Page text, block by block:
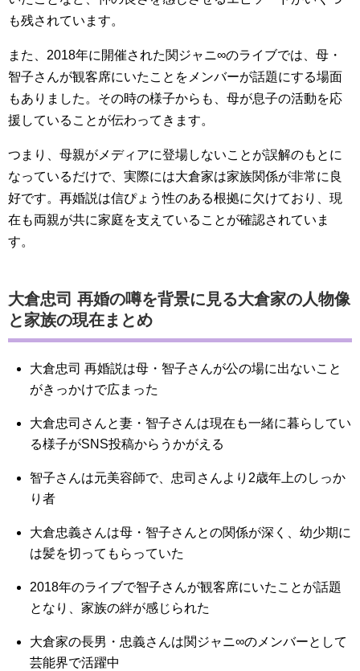
も残されています。
また、2018年に開催された関ジャニ∞のライブでは、母・
智子さんが観客席にいたことをメンバーが話題にする場面
もありました。その時の様子からも、母が息子の活動を応
援していることが伝わってきます。
つまり、母親がメディアに登場しないことが誤解のもとに
なっているだけで、実際には大倉家は家族関係が非常に良
好です。再婚説は信ぴょう性のある根拠に欠けており、現
在も両親が共に家庭を支えていることが確認されていま
す。
大倉忠司 再婚の噂を背景に見る大倉家の人物像
と家族の現在まとめ
大倉忠司 再婚説は母・智子さんが公の場に出ないこと
がきっかけで広まった
大倉忠司さんと妻・智子さんは現在も一緒に暮らしてい
る様子がSNS投稿からうかがえる
智子さんは元美容師で、忠司さんより2歳年上のしっか
り者
大倉忠義さんは母・智子さんとの関係が深く、幼少期に
は髪を切ってもらっていた
2018年のライブで智子さんが観客席にいたことが話題
となり、家族の絆が感じられた
大倉家の長男・忠義さんは関ジャニ∞のメンバーとして
芸能界で活躍中